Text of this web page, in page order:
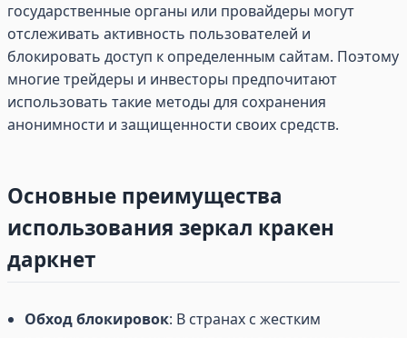
государственные органы или провайдеры могут
отслеживать активность пользователей и
блокировать доступ к определенным сайтам. Поэтому
многие трейдеры и инвесторы предпочитают
использовать такие методы для сохранения
анонимности и защищенности своих средств.
Основные преимущества
использования зеркал кракен
даркнет
Обход блокировок: В странах с жестким